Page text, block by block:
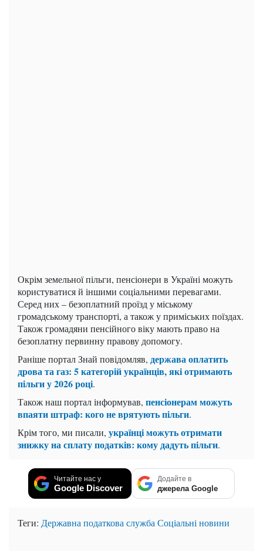
Окрім земельної пільги, пенсіонери в Україні можуть
користуватися й іншими соціальними перевагами.
Серед них – безоплатний проїзд у міському
громадському транспорті, а також у приміських поїздах.
Також громадяни пенсійного віку мають право на
безоплатну первинну правову допомогу.
Раніше портал Знай повідомляв, держава оплатить
дрова та газ: 5 категорій українців, які отримають
пільги у 2026 році.
Також наш портал інформував, пенсіонерам можуть
впаяти штраф: кого не врятують пільги.
Крім того, ми писали, українці можуть отримати
знижку на сплату податків: кому дадуть пільги.
Читайте нас у
Google Discover
Додайте в
джерела Google
Теги: Державна податкова службаСоціальні новини